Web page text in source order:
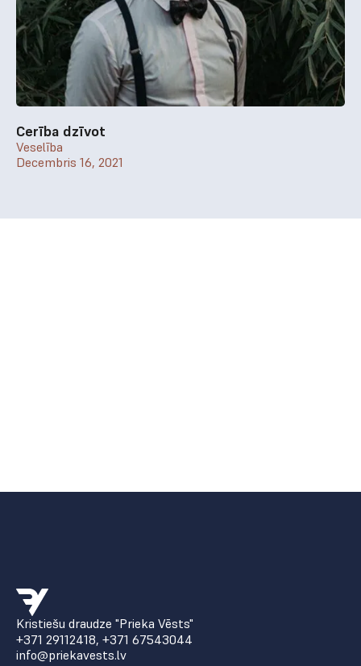
Cerība dzīvot
Veselība
Decembris 16, 2021
Kristiešu draudze "Prieka Vēsts"
+371 29112418, +371 67543044
info@priekavests.lv